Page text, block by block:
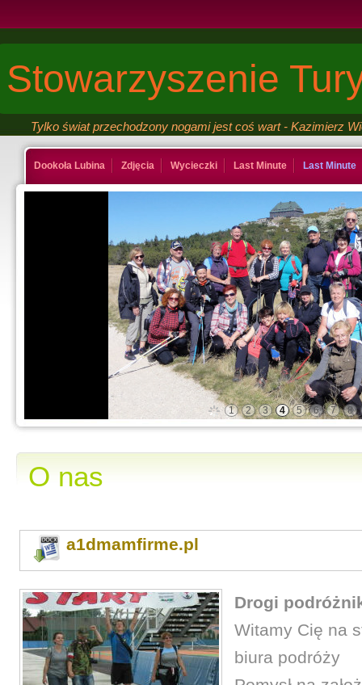
Dookoła Lubina Zdjęcia Wycieczki Last Minute Last Minute
Last Minute
Stowarzyszenie
Tylko świat przechodzony nogami jest coś wart - Kazimierz
1 2 3 4 5 6 7 8
O nas
a1dmamfirme.pl
Drogi
Witamy Cię na
biura podróży